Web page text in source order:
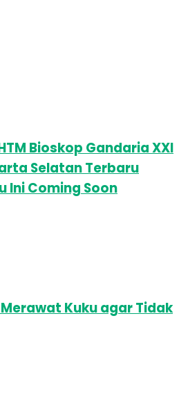
Bioskop Gandaria XXI
Selatan Terbaru
Ini Coming Soon
Kuku agar Tidak